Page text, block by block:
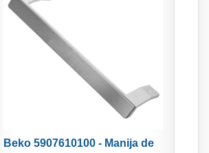
Beko 5907610100 - Manija de